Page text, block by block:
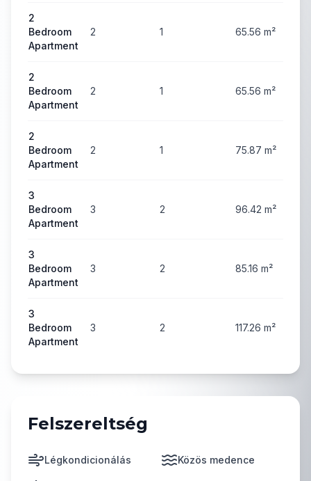
2
Bedroom
Apartment
2 1 65.56 m²
2
Bedroom
Apartment
2 1 65.56 m²
2
Bedroom
Apartment
2 1 75.87 m²
3
Bedroom
Apartment
3 2 96.42 m²
3
Bedroom
Apartment
3 2 85.16 m²
3
Bedroom
Apartment
3 2 117.26 m²
Felszereltség
Légkondicionálás Közös medence